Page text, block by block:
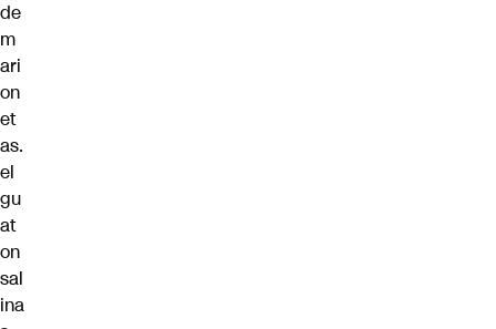
de
m
ari
on
et
as.
el
gu
at
on
sal
ina